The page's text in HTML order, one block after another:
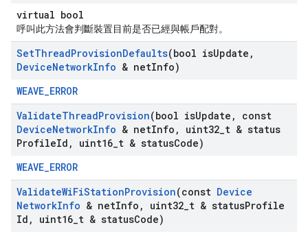
virtual bool
呼叫此方法會判斷裝置目前是否已經與帳戶配對。
SetThreadProvisionDefaults(bool isUpdate ,
DeviceNetworkInfo & netInfo)
WEAVE_ERROR
ValidateThreadProvision(bool isUpdate ,
const
DeviceNetworkInfo & netInfo , uint32 t & status
ProfileId , uint16 t & statusCode)
WEAVE_ERROR
ValidateWiFiStationProvision(const Device
NetworkInfo & netInfo , uint32 t & statusProfile
Id , uint16 t & statusCode)